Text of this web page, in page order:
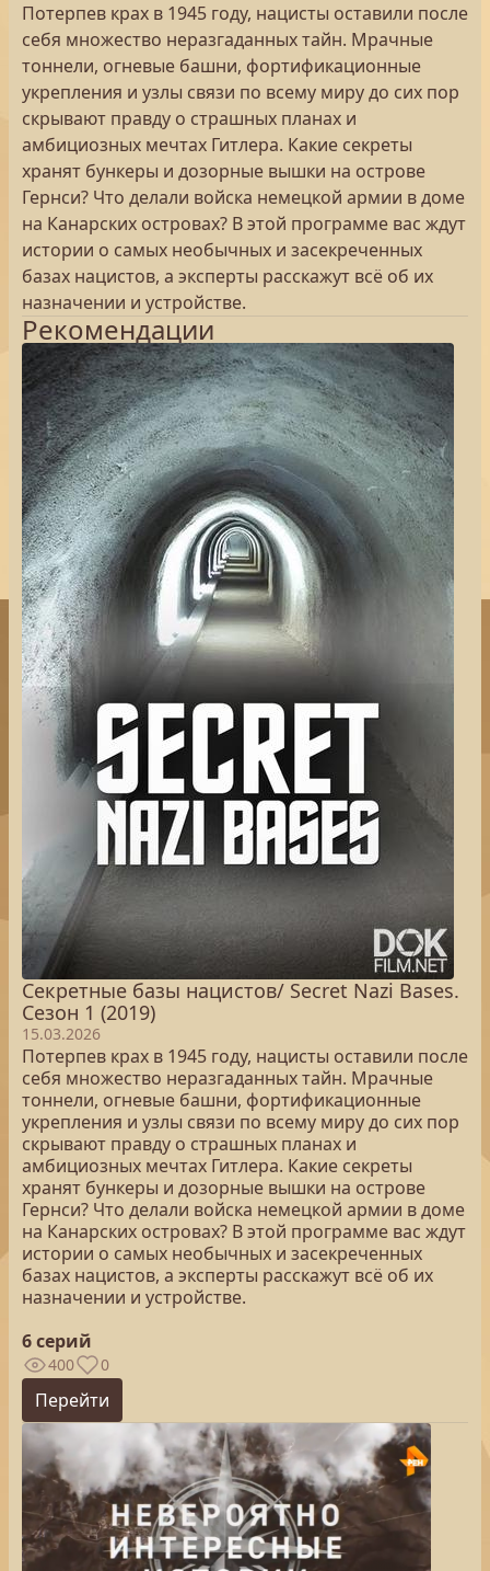
Потерпев крах в 1945 году, нацисты оставили после
себя множество неразгаданных тайн. Мрачные
тоннели, огневые башни, фортификационные
укрепления и узлы связи по всему миру до сих пор
скрывают правду о страшных планах и
амбициозных мечтах Гитлера. Какие секреты
хранят бункеры и дозорные вышки на острове
Гернси? Что делали войска немецкой армии в доме
на Канарских островах? В этой программе вас ждут
истории о самых необычных и засекреченных
базах нацистов, а эксперты расскажут всё об их
назначении и устройстве.
Рекомендации
Секретные базы нацистов/ Secret Nazi Bases.
Сезон 1 (2019)
15.03.2026
Потерпев крах в 1945 году, нацисты оставили после
себя множество неразгаданных тайн. Мрачные
тоннели, огневые башни, фортификационные
укрепления и узлы связи по всему миру до сих пор
скрывают правду о страшных планах и
амбициозных мечтах Гитлера. Какие секреты
хранят бункеры и дозорные вышки на острове
Гернси? Что делали войска немецкой армии в доме
на Канарских островах? В этой программе вас ждут
истории о самых необычных и засекреченных
базах нацистов, а эксперты расскажут всё об их
назначении и устройстве.
6 серий
400 0
Перейти